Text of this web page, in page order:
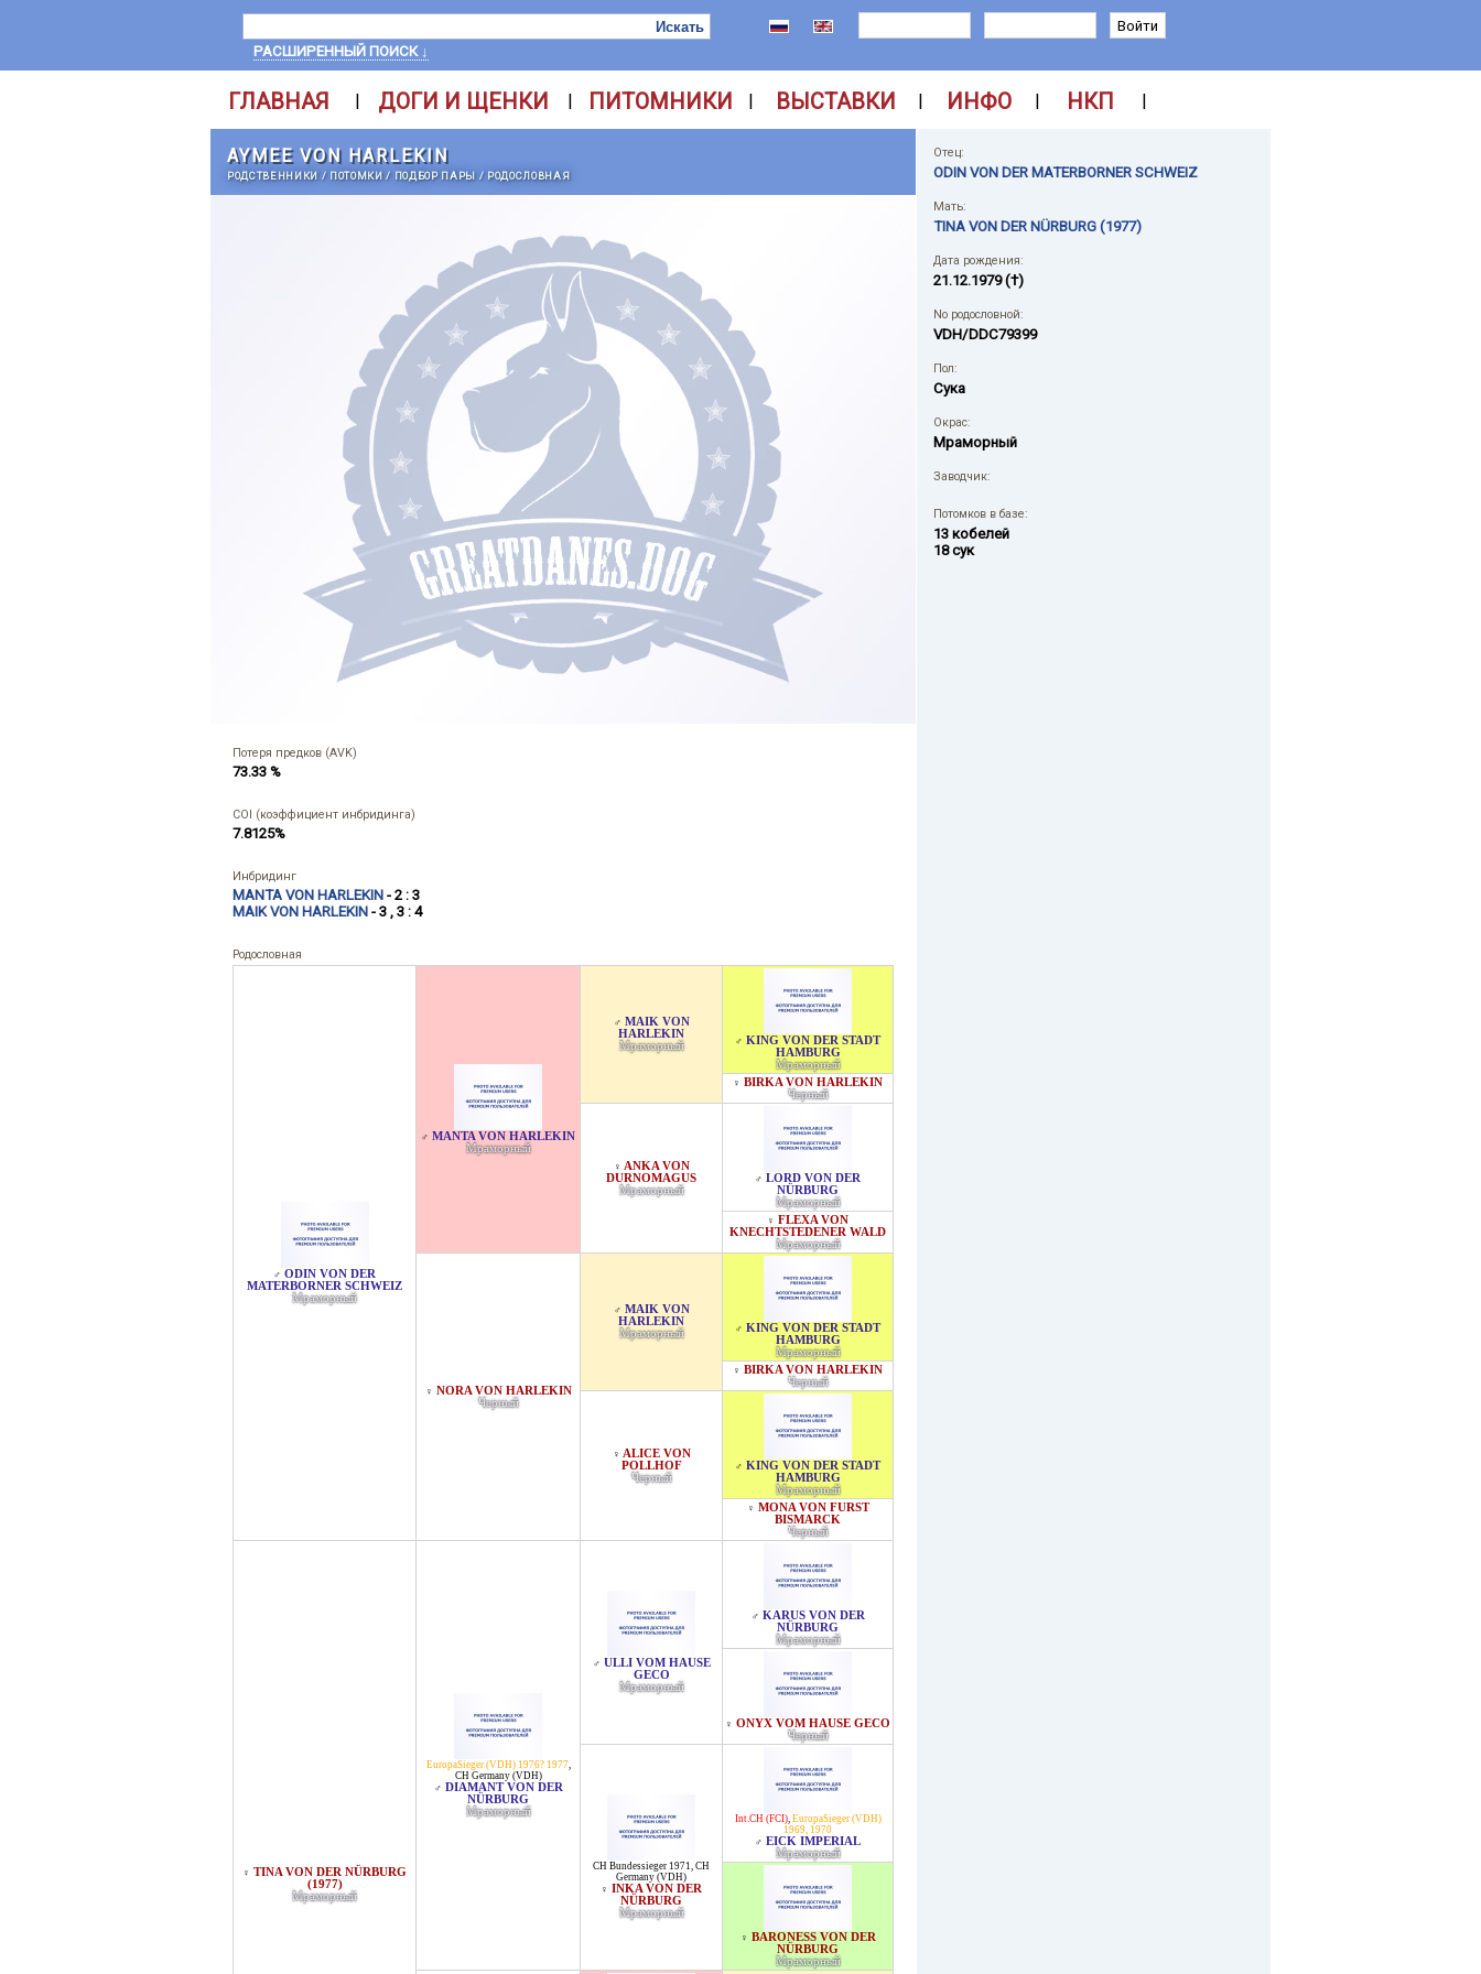
РАСШИРЕННЫЙ ПОИСК ↓
ГЛАВНАЯ | ДОГИ И ЩЕНКИ | ПИТОМНИКИ | ВЫСТАВКИ | ИНФО | НКП |
AYMEE VON HARLEKIN
РОДСТВЕННИКИ / ПОТОМКИ/ ПОДБОР ПАРЫ / РОДОСЛОВНАЯ
Потеря предков (AVK)
73.33 %
COI (коэффициент инбридинга)
7.8125%
Инбридинг
MANTA VON HARLEKIN - 2 : 3
MAIK VON HARLEKIN - 3 , 3 : 4
Родословная
♂ ODIN VON DER
MATERBORNER SCHWEIZ
Мраморный
♂ MANTA VON HARLEKIN
Мраморный
♂ MAIK VON
HARLEKIN
Мраморный
♂ KING VON DER STADT
HAMBURG
Мраморный
♀ BIRKA VON HARLEKIN
Черный
♀ ANKA VON
DURNOMAGUS
Мраморный
♂ LORD VON DER
NÜRBURG
Мраморный
♀ FLEXA VON
KNECHTSTEDENER WALD
Мраморный
♀ NORA VON HARLEKIN
Черный
♂ MAIK VON
HARLEKIN
Мраморный
♂ KING VON DER STADT
HAMBURG
Мраморный
♀ BIRKA VON HARLEKIN
Черный
♀ ALICE VON
POLLHOF
Черный
♂ KING VON DER STADT
HAMBURG
Мраморный
♀ MONA VON FURST
BISMARCK
Черный
♀ TINA VON DER NÜRBURG
(1977)
Мраморный
EuropaSieger (VDH) 1976? 1977,
CH Germany (VDH)
♂ DIAMANT VON DER
NÜRBURG
Мраморный
♂ ULLI VOM HAUSE
GECO
Мраморный
♂ KARUS VON DER
NÜRBURG
Мраморный
♀ ONYX VOM HAUSE GECO
Черный
CH Bundessieger 1971, CH
Germany (VDH)
♀ INKA VON DER
NÜRBURG
Мраморный
Int.CH (FCI), EuropaSieger (VDH)
1969, 1970
♂ EICK IMPERIAL
Мраморный
♀ BARONESS VON DER
NÜRBURG
Мраморный
Отец:
ODIN VON DER MATERBORNER SCHWEIZ
Мать:
TINA VON DER NÜRBURG (1977)
Дата рождения:
21.12.1979 (†)
No родословной:
VDH/DDC79399
Пол:
Сука
Окрас:
Мраморный
Заводчик:
Потомков в базе:
13 кобелей
18 сук